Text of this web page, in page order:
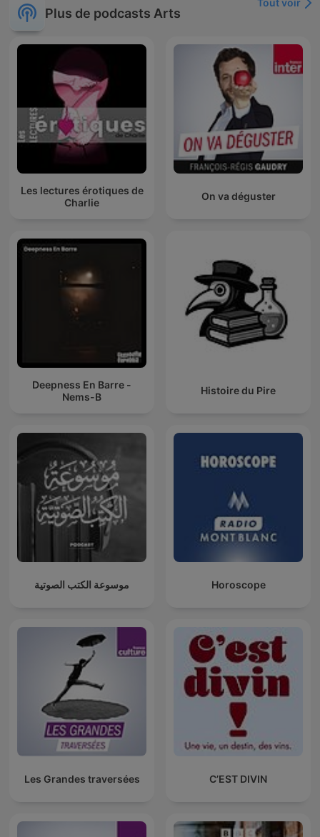
Plus de podcasts Arts
Tout voir
Les lectures érotiques de
Charlie
On va déguster
Deepness En Barre -
Nems-B
Histoire du Pire
موسوعة الكتب الصوتية Horoscope
Les Grandes traversées C’EST DIVIN